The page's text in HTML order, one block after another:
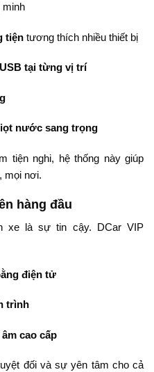
tiệntương thích nhiều thiết bị
tại từng vị trí
nước sang trọng
tiện nghi, hệ thống này giúp
mọi nơi.
hàng đầu
xe là sự tin cậy. DCar VIP
điện tử
trình
cao cấp
đối và sự yên tâm cho cả